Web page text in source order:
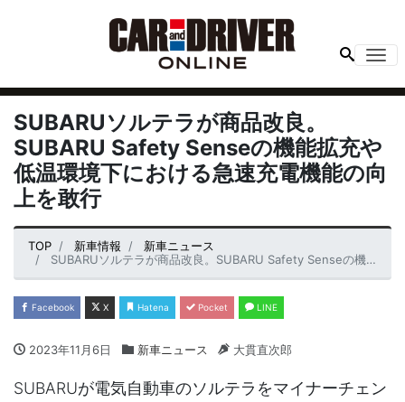
SUBARUソルテラが商品改良。
SUBARU Safety Senseの機能拡充や
低温環境下における急速充電機能の向
上を敢行
TOP 新車情報
新車ニュース
SUBARUソルテラが商品改良。SUBARU Safety Senseの機能拡充や低温環境下における急速充電機能の向上を敢行
Facebook X Hatena Pocket LINE
2023年11月6日 新車ニュース 大貫直次郎
SUBARUが電気自動車のソルテラをマイナーチェン